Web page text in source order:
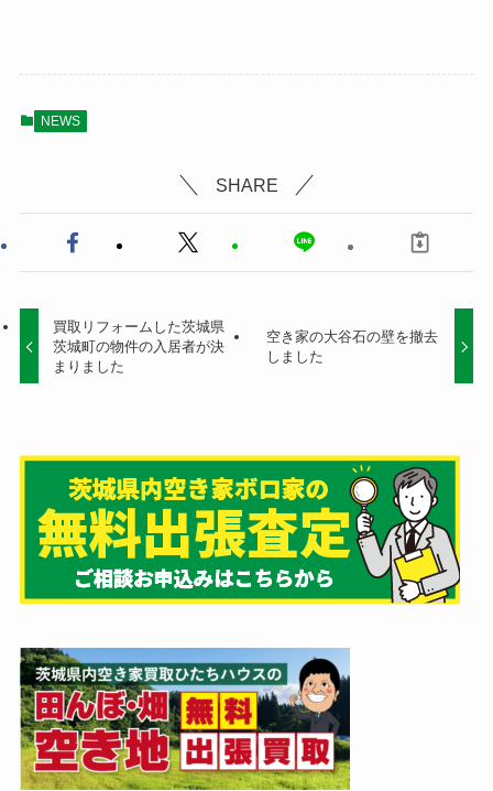
NEWS
SHARE
買取リフォームした茨城県
茨城町の物件の入居者が決
まりました
空き家の大谷石の壁を撤去
しました